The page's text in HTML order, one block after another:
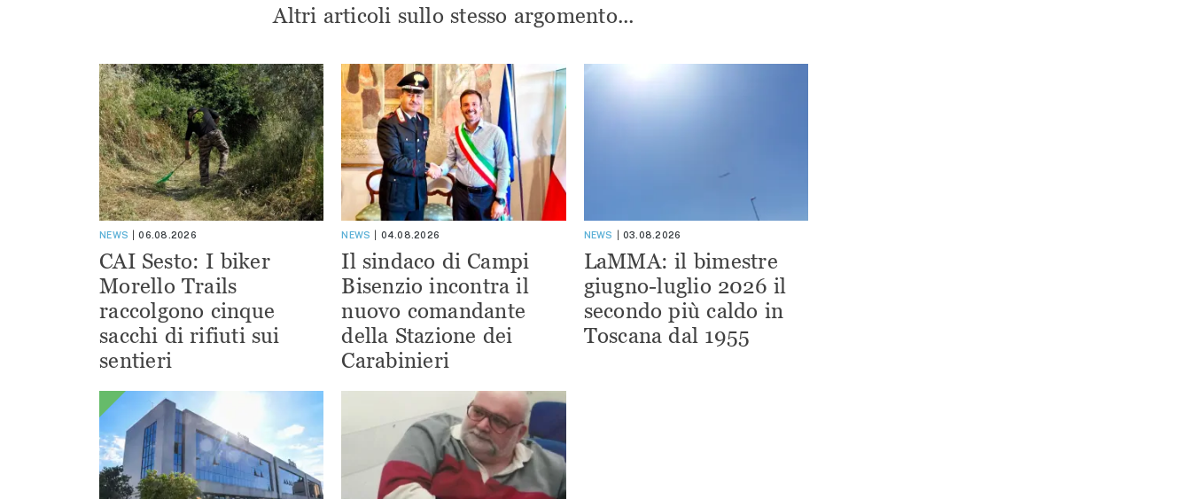
Altri articoli sullo stesso argomento...
NEWS 06.08.2026
CAI Sesto: I biker
Morello Trails
raccolgono cinque
sacchi di rifiuti sui
sentieri
NEWS 04.08.2026
Il sindaco di Campi
Bisenzio incontra il
nuovo comandante
della Stazione dei
Carabinieri
NEWS 03.08.2026
LaMMA: il bimestre
giugno-luglio 2026 il
secondo più caldo in
Toscana dal 1955